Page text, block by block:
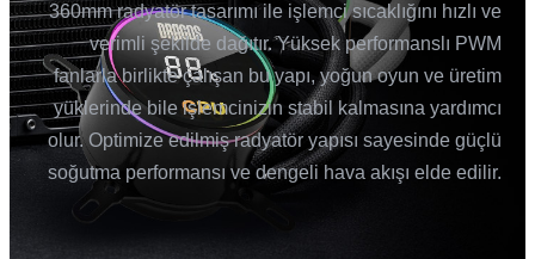
360mm radyatör tasarımı ile işlemci sıcaklığını hızlı ve
verimli şekilde dağıtır. Yüksek performanslı PWM
fanlarla birlikte çalışan bu yapı, yoğun oyun ve üretim
yüklerinde bile işlemcinizin stabil kalmasına yardımcı
olur. Optimize edilmiş radyatör yapısı sayesinde güçlü
soğutma performansı ve dengeli hava akışı elde edilir.